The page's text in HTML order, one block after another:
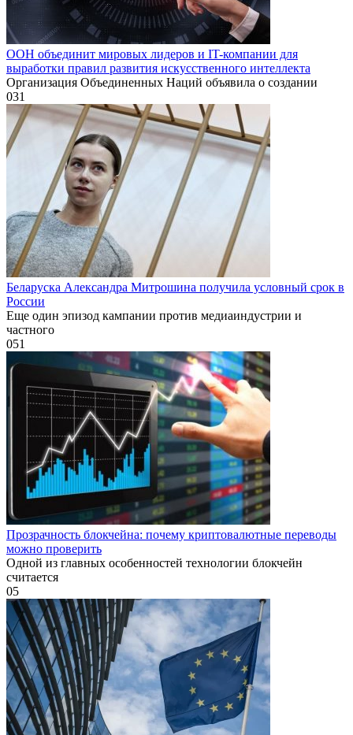
ООН объединит мировых лидеров и IT-компании для
выработки правил развития искусственного интеллекта
Организация Объединенных Наций объявила о создании
031
Беларуска Александра Митрошина получила условный срок в
России
Еще один эпизод кампании против медиаиндустрии и
частного
051
Прозрачность блокчейна: почему криптовалютные переводы
можно проверить
Одной из главных особенностей технологии блокчейн
считается
05